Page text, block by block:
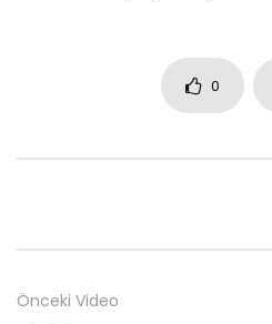
0
Önceki Video